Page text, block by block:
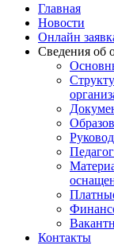
Главная
Новости
Онлайн
Сведения об
Контакты